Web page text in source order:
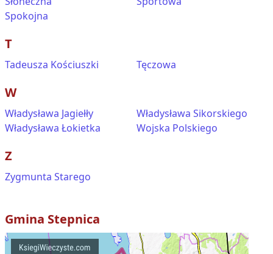
Spokojna
T
Tadeusza Kościuszki Tęczowa
W
Władysława Jagiełły
Władysława Łokietka
Władysława Sikorskiego
Wojska Polskiego
Z
Zygmunta Starego
Gmina Stepnica